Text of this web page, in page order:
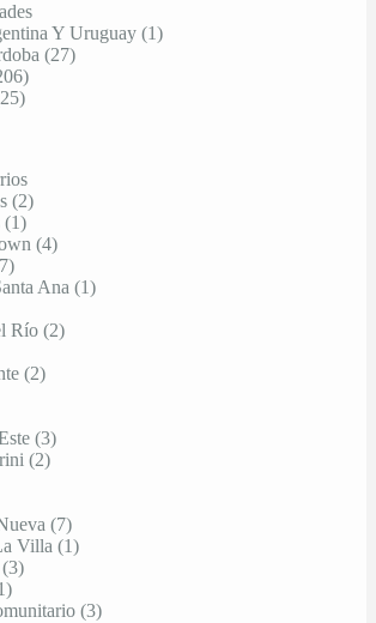
Y Uruguay (1)
(27)
(2)
(1)
(4)
Ana (1)
Río (2)
(2)
(3)
(2)
(7)
Villa (1)
(3)